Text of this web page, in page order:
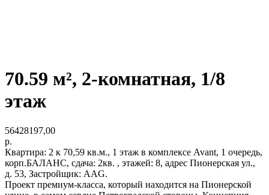
70.59 м², 2-комнатная, 1/8
этаж
56428197,00
р.
Квартира: 2 к 70,59 кв.м., 1 этаж в комплексе Avant, 1 очередь,
корп.БАЛАНС, сдача: 2кв. , этажей: 8, адрес Пионерская ул.,
д. 53, Застройщик: AAG.
Проект премиум-класса, который находится на Пионерской